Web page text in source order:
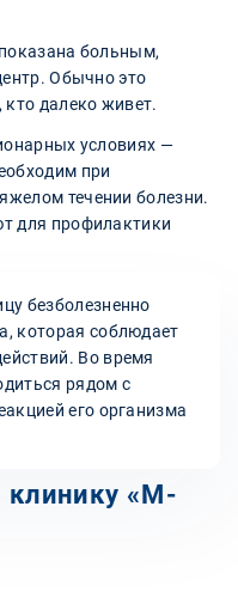
показана больным,
Обычно это
далеко живет.
условиях —
при
течении болезни.
для профилактики
безболезненно
которая соблюдает
Во время
рядом с
его организма
«М-